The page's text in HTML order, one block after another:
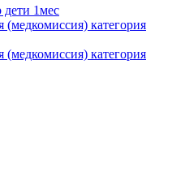
1мес
(медкомиссия) категория
(медкомиссия) категория